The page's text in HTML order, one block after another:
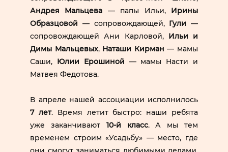
Андрея Мальцева — папы Ильи, Ирины
Образцовой — сопровождающей, Гули —
сопровождающей Ани Карловой, Ильи и
Димы Мальцевых, Наташи Кирман — мамы
Саши, Юлии Ерошиной — мамы Насти и
Матвея Федотова.
В апреле нашей ассоциации исполнилось
7 лет. Время летит быстро: наши ребята
уже заканчивают 10‑й класс. А мы тем
временем строим «Усадьбу» — место, где